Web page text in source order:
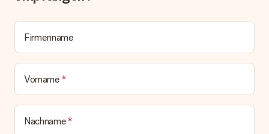
Alle Lieferungen erfolgen ohne Rechnung und/oder
Lieferschein. Die Rechnung zu deiner Bestellung erhältst du
Geschenk also direkt beim Empfänger liefern lassen und es
bleibt eine echte Überraschung!
Firmenname
Vorname
Nachname